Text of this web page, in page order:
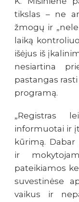
tikslas – ne
žmogų ir
laiką
išėjus iš
nesiartina
pastangas
programą.
„Registras
informuotai ir
kūrimą.
ir
pateikiamos
suvestinėse
vaikus ir